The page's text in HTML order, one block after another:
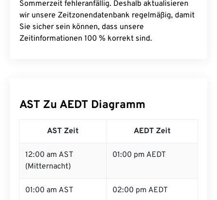
Sommerzeit fehleranfällig. Deshalb aktualisieren
wir unsere Zeitzonendatenbank regelmäßig, damit
Sie sicher sein können, dass unsere
Zeitinformationen 100 % korrekt sind.
AST Zu AEDT Diagramm
AST Zeit AEDT Zeit
12:00 am AST
(Mitternacht)
01:00 pm AEDT
01:00 am AST 02:00 pm AEDT